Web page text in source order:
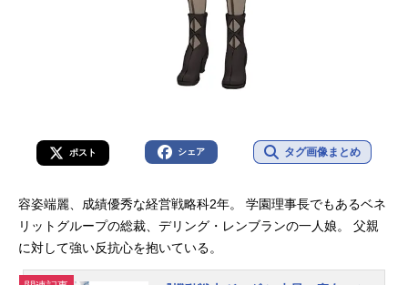
ポスト シェア タグ画像まとめ
容姿端麗、成績優秀な経営戦略科2年。 学園理事長でもあるベネ
リットグループの総裁、デリング・レンブランの一人娘。 父親
に対して強い反抗心を抱いている。